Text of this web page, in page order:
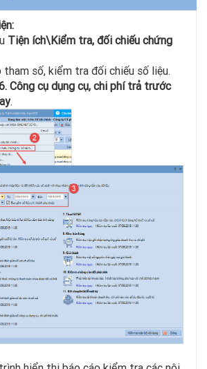
Tiện ích\Kiểm tra, đối chiếu chứng
số, kiểm tra đối chiếu số liệu.
Công cụ dụng cụ, chi phí trả trước
.